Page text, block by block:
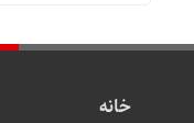
خانه